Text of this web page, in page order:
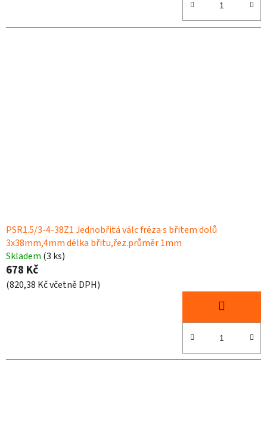
PSR1.5/3-4-38Z1 Jednobřitá válc fréza s břitem dolů
3x38mm,4mm délka břitu,řez.průměr 1mm
Skladem (3 ks)
678 Kč
(820,38 Kč včetně DPH)